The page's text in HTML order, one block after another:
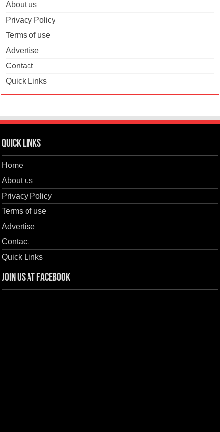
About us
Privacy Policy
Terms of use
Advertise
Contact
Quick Links
Quick Links
Home
About us
Privacy Policy
Terms of use
Advertise
Contact
Quick Links
Join us at Facebook